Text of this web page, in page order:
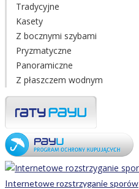
Tradycyjne
Kasety
Z bocznymi szybami
Pryzmatyczne
Panoramiczne
Z płaszczem wodnym
Internetowe rozstrzyganie sporów